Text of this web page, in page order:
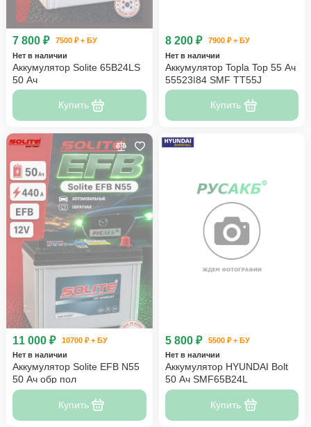
7 800 ₽
7500 ₽ + БУ
Нет в наличии
Аккумулятор Solite 65B24LS
50 Ач
Купить
8 200 ₽
7900 ₽ + БУ
Нет в наличии
Аккумулятор Topla Top 55 Ач
55523|84 SMF TT55J
Купить
11 000 ₽
10700 ₽ + БУ
Нет в наличии
Аккумулятор Solite EFB N55
50 Ач обр пол
Купить
5 800 ₽
5500 ₽ + БУ
Нет в наличии
Аккумулятор HYUNDAI Bolt
50 Ач SMF65B24L
Купить